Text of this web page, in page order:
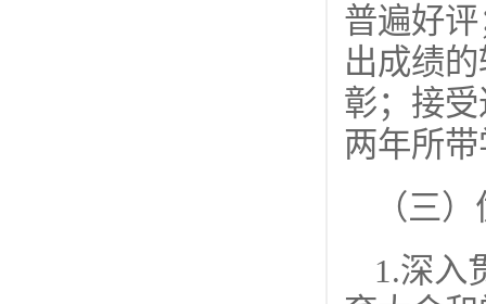
普遍好
出成绩
彰；接
两年所
（三
1.深入